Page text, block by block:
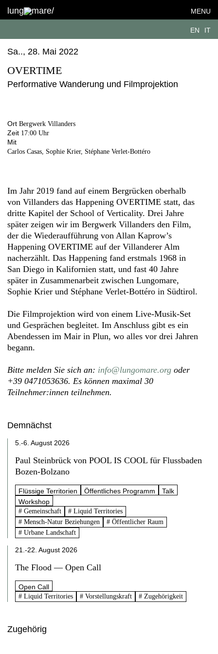
lung mare/ MENU
EN IT
Sa.., 28. Mai 2022
OVERTIME
Performative Wanderung und Filmprojektion
Ort Bergwerk Villanders
Zeit 17:00 Uhr
Mit
Carlos Casas, Sophie Krier, Stéphane Verlet-Bottéro
Im Jahr 2019 fand auf einem Bergrücken oberhalb
von Villanders das Happening OVERTIME statt, das
dritte Kapitel der School of Verticality. Drei Jahre
später zeigen wir im Bergwerk Villanders den Film,
der die Wiederaufführung von Allan Kaprow’s
Happening OVERTIME auf der Villanderer Alm
nacherzählt. Das Happening fand erstmals 1968 in
San Diego in Kalifornien statt, und fast 40 Jahre
später in Zusammenarbeit zwischen Lungomare,
Sophie Krier und Stéphane Verlet-Bottéro in Südtirol.
Die Filmprojektion wird von einem Live-Musik-Set
und Gesprächen begleitet. Im Anschluss gibt es ein
Abendessen im Mair in Plun, wo alles vor drei Jahren
begann.
Bitte melden Sie sich an: info@lungomare.org oder
+39 0471053636. Es können maximal 30
Teilnehmer:innen teilnehmen.
Demnächst
5.-6. August 2026
Paul Steinbrück von POOL IS COOL für Flussbaden
Bozen-Bolzano
Flüssige Territorien Öffentliches Programm
Talk
Workshop
# Gemeinschaft
# Liquid Territories
# Mensch-Natur Beziehungen
# Öffentlicher Raum
# Urbane Landschaft
21.-22. August 2026
The Flood — Open Call
Open Call
# Liquid Territories # Vorstellungskraft # Zugehörigkeit
Zugehörig